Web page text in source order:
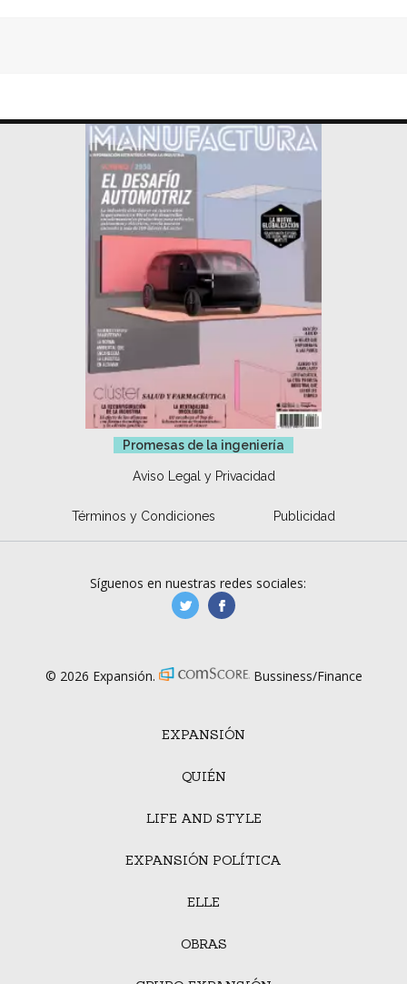
Promesas de la ingeniería
Aviso Legal y Privacidad
Términos y Condiciones Publicidad
EXPANSIÓN
QUIÉN
LIFE AND STYLE
EXPANSIÓN POLÍTICA
ELLE
OBRAS
Síguenos en nuestras redes sociales:
manufacturaGE
© 2026 Expansión. Bussiness/Finance